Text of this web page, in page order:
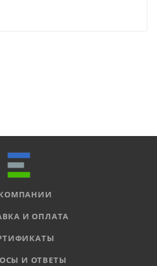
И ОПЛАТА
И ОТВЕТЫ